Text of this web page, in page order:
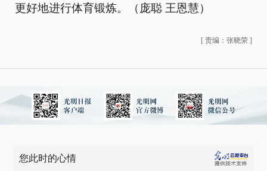
更好地进行体育锻炼。（庞聪 王恩慧）
[ 责编：张晓荣 ]
您此时的心情